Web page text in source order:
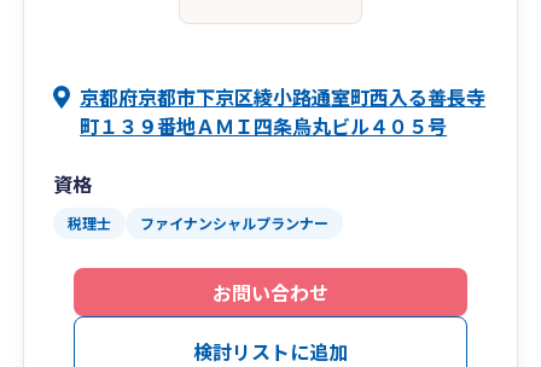
京都府京都市下京区綾小路通室町西入る善長寺
町１３９番地ＡＭＩ四条烏丸ビル４０５号
資格
税理士 ファイナンシャルプランナー
お問い合わせ
検討リストに追加